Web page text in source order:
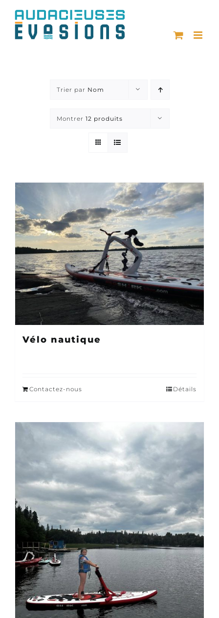
contenu
Trier par Nom
Montrer 12 produits
Vélo nautique
Contactez-nous Détails